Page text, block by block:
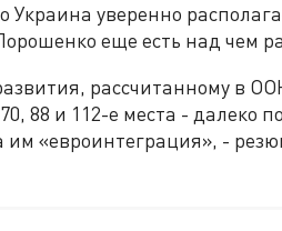
Украина уверенно
еще есть над чем
рассчитанному в
88 и 112-е места - далеко
им «евроинтеграция», -